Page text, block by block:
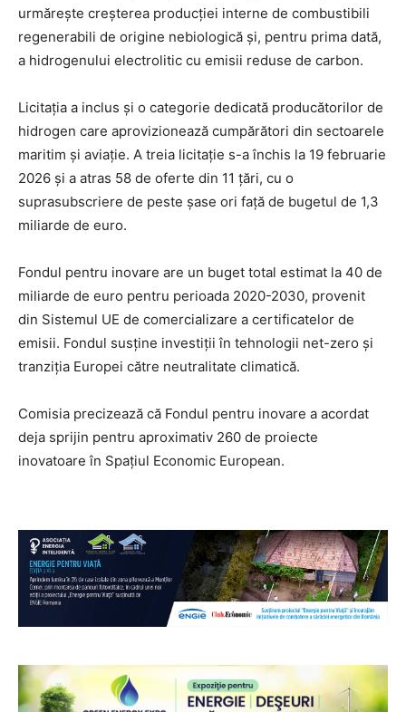
urmărește creșterea producției interne de combustibili
regenerabili de origine nebiologică și, pentru prima dată,
a hidrogenului electrolitic cu emisii reduse de carbon.
Licitația a inclus și o categorie dedicată producătorilor de
hidrogen care aprovizionează cumpărători din sectoarele
maritim și aviație. A treia licitație s-a închis la 19 februarie
2026 și a atras 58 de oferte din 11 țări, cu o
suprasubscriere de peste șase ori față de bugetul de 1,3
miliarde de euro.
Fondul pentru inovare are un buget total estimat la 40 de
miliarde de euro pentru perioada 2020-2030, provenit
din Sistemul UE de comercializare a certificatelor de
emisii. Fondul susține investiții în tehnologii net-zero și
tranziția Europei către neutralitate climatică.
Comisia precizează că Fondul pentru inovare a acordat
deja sprijin pentru aproximativ 260 de proiecte
inovatoare în Spațiul Economic European.